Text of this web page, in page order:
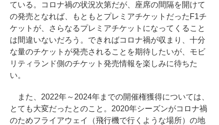
ている。コロナ禍の状況次第だが、座席の間隔を開けて
の発売となれば、もともとプレミアチケットだったF1チ
ケットが、さらなるプレミアチケットになってくること
は間違いないだろう。できればコロナ禍が収まり、十分
な量のチケットが発売されることを期待したいが、モビ
リティランド側のチケット発売情報を楽しみに待ちた
い。
また、2022年～2024年までの開催権獲得については、
とても大変だったとのこと。2020年シーズンがコロナ禍
のためフライアウェイ（飛行機で行くような場所）の地